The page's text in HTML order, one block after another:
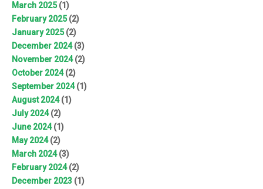
March 2025(1)
February 2025(2)
January 2025(2)
December 2024(3)
November 2024(2)
October 2024(2)
September 2024(1)
August 2024(1)
July 2024(2)
June 2024(1)
May 2024(2)
March 2024(3)
February 2024(2)
December 2023 (1)